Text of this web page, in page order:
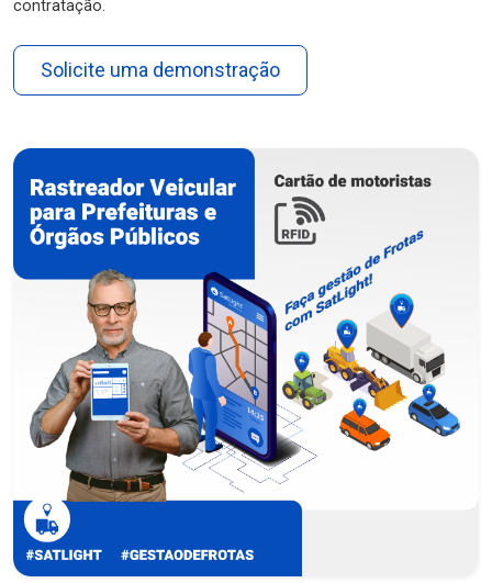
contratação.
Solicite uma demonstração